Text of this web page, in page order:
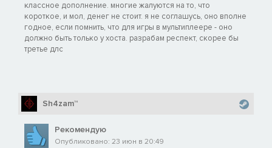
классное дополнение. многие жалуются на то, что
короткое, и мол, денег не стоит. я не соглашусь, оно вполне
годное, если помнить, что для игры в мультиплеере - оно
должно быть только у хоста. разрабам респект, скорее бы
третье длс
Sh4zam™
Рекомендую
Опубликовано: 23 июн в 20:49